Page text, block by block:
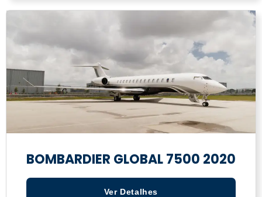
BOMBARDIER GLOBAL 7500 2020
Ver Detalhes